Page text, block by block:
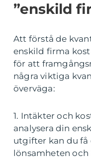
”enskild
Att förstå de
enskild firma
för att
några viktiga
överväga:
1. Intäkter och
analysera din
utgifter kan du få
lönsamheten